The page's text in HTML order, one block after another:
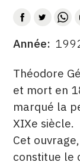
DATE
Année
DESCRITPTION
Théodore
et mort en
marqué la
XIXe siècle.
Cet
constitue le